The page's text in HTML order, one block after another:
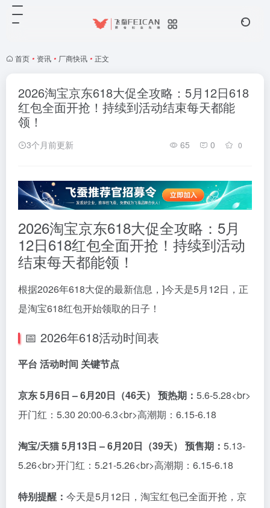
首页 • 资讯 • 厂商快讯 • 正文
2026淘宝京东618大促全攻略：5月12日618
红包全面开抢！持续到活动结束每天都能
领！
3个月前更新 65 0 0
2026淘宝京东618大促全攻略：5月
12日618红包全面开抢！持续到活动
结束每天都能领！
根据2026年618大促的最新信息，]今天是5月12日，正
是淘宝618红包开始领取的日子！
📅 2026年618活动时间表
平台 活动时间 关键节点
京东 5月6日 – 6月20日（46天） 预热期： 5.6-5.28<br>
开门红：5.30 20:00-6.3<br>高潮期：6.15-6.18
淘宝/天猫 5月13日 – 6月20日（39天） 预售期： 5.13-
5.26<br>开门红：5.21-5.26<br>高潮期：6.15-6.18
特别提醒： 今天是5月12日，淘宝红包已全面开抢，京